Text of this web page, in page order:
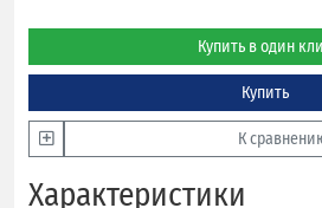
Купить в один
Купить
К
Характеристики